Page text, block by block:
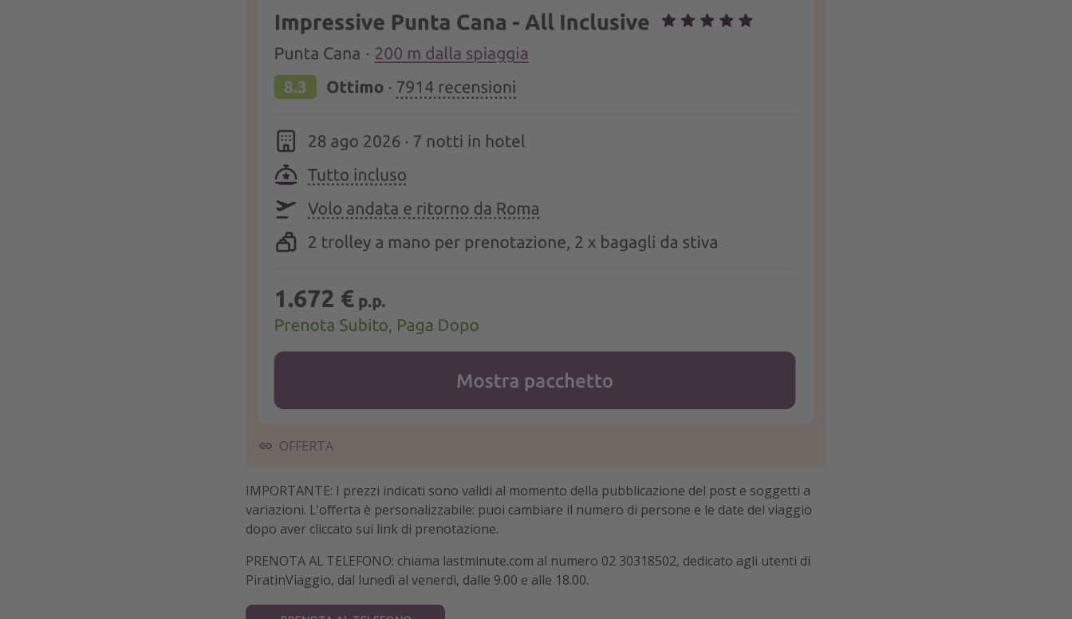
OFFERTA
IMPORTANTE: I prezzi indicati sono validi al momento della pubblicazione del post e soggetti a
variazioni. L'offerta è personalizzabile: puoi cambiare il numero di persone e le date del viaggio
dopo aver cliccato sui link di prenotazione.
PRENOTA AL TELEFONO: chiama lastminute.com al numero 02 30318502, dedicato agli utenti di
PiratinViaggio, dal lunedì al venerdì, dalle 9.00 e alle 18.00.